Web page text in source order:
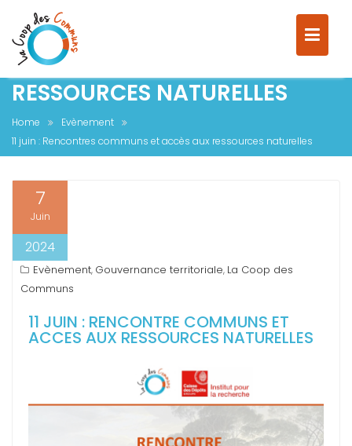
11 JUIN : RENCONTRES
COMMUNS ET ACCÈS AUX
RESSOURCES NATURELLES
Home
Evènement
11 juin : Rencontres communs et accès aux ressources naturelles
7
Juin
2024
Evènement, Gouvernance territoriale, La Coop des
Communs
11 JUIN : RENCONTRE COMMUNS ET
ACCES AUX RESSOURCES NATURELLES